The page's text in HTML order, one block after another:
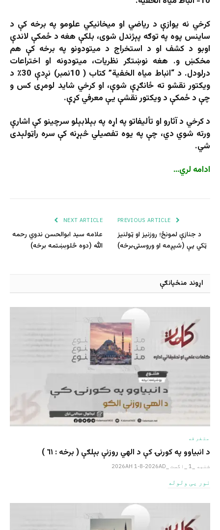
کرخي نه یوازې د ریاضي او میخانیکي علومو په برخه کې د
ساینس پوه په توګه پېژندل شوی، بلکې هغه د ځمکې لاندې
اوبو د کشف او د استخراج د میتودونو په برخه کې هم
مخکښ و. هغه نوښتګر نظریات، میتودونه او اختراعات
درلودل. د “انباط میاه الخفیة” کتاب ( 10نمبر) نږدې 30٪ د
ویکتور نقشو ته ځانګړې شوې، او کرخي شاید لومړی کس و
چې د ځمکې د ویکتور نقشې یې معرفي کړې.
د کرخي د آثارو او تأليفاتو په اړه په بېلابېلو سرچينو کې اشارې
ورته شوي دي، چې په يوه تفصيلي څېړنه کې سره راټولېدی
شي.
ادامه لري…
د جنازې لمونځ؛ روزنيز او ټولنيز
ټکي يې (شپږمه او وروستۍبرخه)
NEXT ARTICLE
علامه سید ابوالحسن ندوي رحمه
الله (دوه څلوېښتمه برخه)
اړوند منځپانګې
متفرقه
د انبیاوو په کورنۍ کې د الهي روزنې بېلګې ( برخه : ٦١ )
شنبه _1 _اگست _2026AH 1-8-2026AD
نور یی ولوله